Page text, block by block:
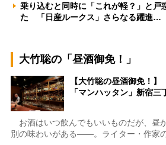
乗り込むと同時に「これが軽？」と戸
た 「日産ルークス」さらなる躍進…
大竹聡の「昼酒御免！」
【大竹聡の昼酒御免！】
「マンハッタン」新宿
お酒はいつ飲んでもいいものだが、昼
別の味わいがある――。ライター・作家